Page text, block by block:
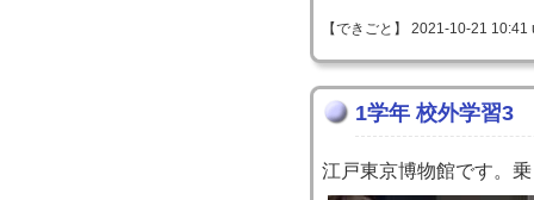
【できごと】 2021-10-21
1学年 校外学習3
江戸東京博物館です。